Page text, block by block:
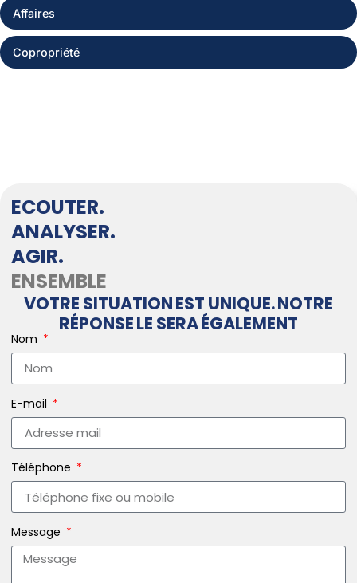
Affaires
Copropriété
ECOUTER.
ANALYSER.
AGIR.
ENSEMBLE
VOTRE SITUATION EST UNIQUE. NOTRE
RÉPONSE LE SERA ÉGALEMENT
Nom
E-mail
Téléphone
Message